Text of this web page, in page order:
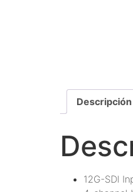
Descripción
12G-SDI